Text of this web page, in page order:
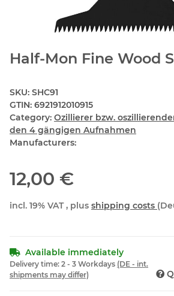
Half-Mon Fine Wood
SKU: SHC91
GTIN: 6921912010915
Category: Ozillierer bzw.
den 4 gängigen Aufnahmen
Manufacturers:
12,00 €
incl. 19% VAT , plus shipping costs
Available immediately
Delivery time: 2 - 3 Workdays (DE - int.
shipments may differ)